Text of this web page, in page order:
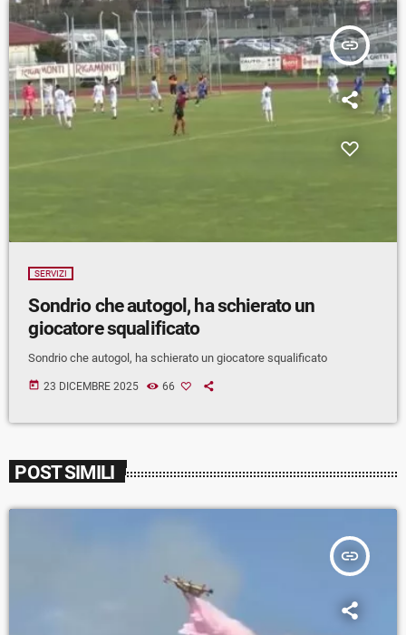
insert_link
SERVIZI
Sondrio che autogol, ha schierato un
giocatore squalificato
Sondrio che autogol, ha schierato un giocatore squalificato
today 23 DICEMBRE 2025 66
POST SIMILI
insert_link